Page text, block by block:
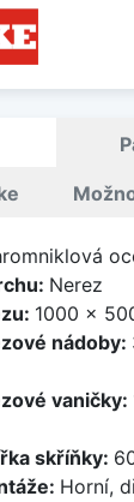
Nerez
1000 x
nádoby:
vaničky:
skříňky:
Horní,